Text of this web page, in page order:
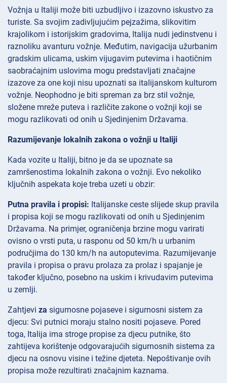
Vožnja u Italiji može biti uzbudljivo i izazovno iskustvo za
turiste. Sa svojim zadivljujućim pejzažima, slikovitim
krajolikom i istorijskim gradovima, Italija nudi jedinstvenu i
raznoliku avanturu vožnje. Međutim, navigacija užurbanim
gradskim ulicama, uskim vijugavim putevima i haotičnim
saobraćajnim uslovima mogu predstavljati značajne
izazove za one koji nisu upoznati sa italijanskom kulturom
vožnje. Neophodno je biti spreman za brz stil vožnje,
složene mreže puteva i različite zakone o vožnji koji se
mogu razlikovati od onih u Sjedinjenim Državama.
Razumijevanje lokalnih zakona o vožnji u Italiji
Kada vozite u Italiji, bitno je da se upoznate sa
zamršenostima lokalnih zakona o vožnji. Evo nekoliko
ključnih aspekata koje treba uzeti u obzir:
Putna pravila i propisi: Italijanske ceste slijede skup pravila
i propisa koji se mogu razlikovati od onih u Sjedinjenim
Državama. Na primjer, ograničenja brzine mogu varirati
ovisno o vrsti puta, u rasponu od 50 km/h u urbanim
područjima do 130 km/h na autoputevima. Razumijevanje
pravila i propisa o pravu prolaza za prolaz i spajanje je
također ključno, posebno na uskim i krivudavim putevima
u zemlji.
Zahtjevi za sigurnosne pojaseve i sigurnosni sistem za
djecu: Svi putnici moraju stalno nositi pojaseve. Pored
toga, Italija ima stroge propise za djecu putnike, što
zahtijeva korištenje odgovarajućih sigurnosnih sistema za
djecu na osnovu visine i težine djeteta. Nepoštivanje ovih
propisa može rezultirati značajnim kaznama.